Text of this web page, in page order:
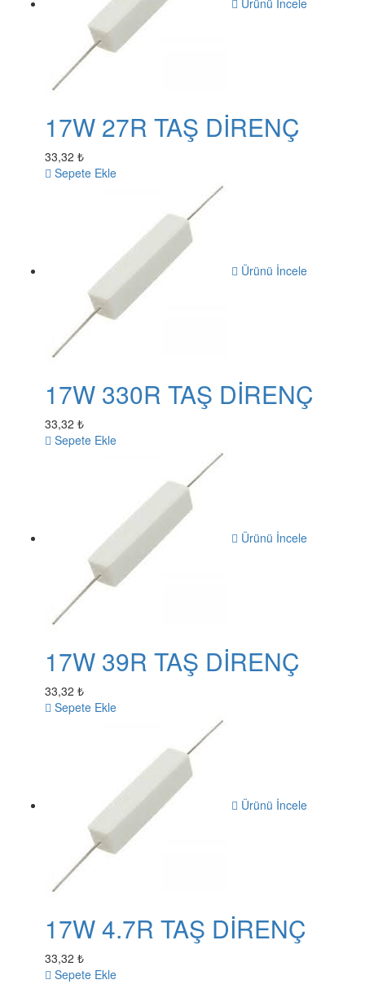
17W 27R TAŞ DİRENÇ
33,32 ₺
Sepete Ekle
Ürünü İncele
17W 330R TAŞ DİRENÇ
33,32 ₺
Sepete Ekle
Ürünü İncele
17W 39R TAŞ DİRENÇ
33,32 ₺
Sepete Ekle
Ürünü İncele
17W 4.7R TAŞ DİRENÇ
33,32 ₺
Sepete Ekle